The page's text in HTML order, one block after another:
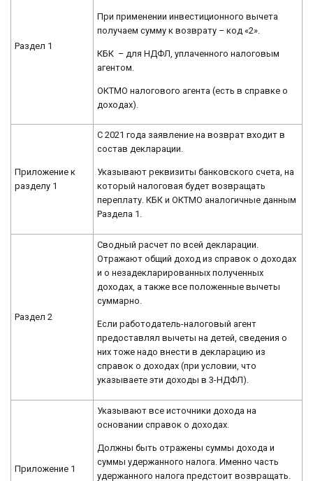
Раздел 1
При применении инвестиционного вычета
получаем сумму к возврату – код «2».
КБК – для НДФЛ, уплаченного налоговым
агентом.
ОКТМО налогового агента (есть в справке о
доходах).
Приложение к
разделу 1
С 2021 года заявление на возврат входит в
состав декларации.
Указывают реквизиты банковского счета, на
который налоговая будет возвращать
переплату. КБК и ОКТМО аналогичные данным
Раздела 1.
Раздел 2
Сводный расчет по всей декларации.
Отражают общий доход из справок о доходах
и о незадекларированных полученных
доходах, а также все положенные вычеты
суммарно.
Если работодатель-налоговый агент
предоставлял вычеты на детей, сведения о
них тоже надо внести в декларацию из
справок о доходах (при условии, что
указываете эти доходы в 3-НДФЛ).
Приложение 1
Указывают все источники дохода на
основании справок о доходах.
Должны быть отражены суммы дохода и
суммы удержанного налога. Именно часть
удержанного налога предстоит возвращать.